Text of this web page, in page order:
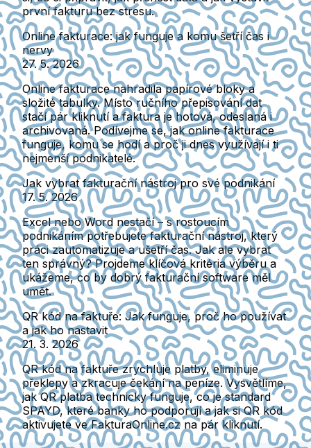
první fakturu bez stresu.
Online fakturace: jak funguje a komu šetří čas i
nervy
27. 5. 2026
Online fakturace nahradila papírové bloky a
složité tabulky. Místo ručního přepisování dat
stačí pár kliknutí a faktura je hotová, odeslaná i
archivovaná. Podívejme se, jak online fakturace
funguje, komu se hodí a proč ji dnes využívají i ti
nejmenší podnikatelé.
Jak vybrat fakturační nástroj pro své podnikání
17. 5. 2026
Excel nebo Word nestačí – s rostoucím
podnikáním potřebujete fakturační nástroj, který
práci zautomatizuje a ušetří čas. Jak ale vybrat
ten správný? Projdeme klíčová kritéria výběru a
ukážeme, co by dobrý fakturační software měl
umět.
QR kód na faktuře: Jak funguje, proč ho používat
a jak ho nastavit
21. 3. 2026
QR kód na faktuře zrychluje platby, eliminuje
překlepy a zkracuje čekání na peníze. Vysvětlíme,
jak QR platba technicky funguje, co je standard
SPAYD, které banky ho podporují a jak si QR kód
aktivujete ve FakturaOnline.cz na pár kliknutí.